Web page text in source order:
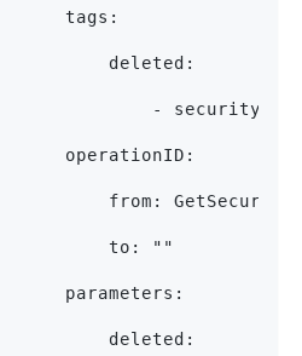
tags:
deleted:
- security
operationID:
from:
to: ""
parameters:
deleted: